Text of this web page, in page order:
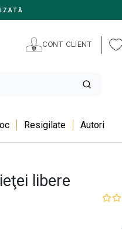
CONT CLIENT
Resigilate Autori
libere